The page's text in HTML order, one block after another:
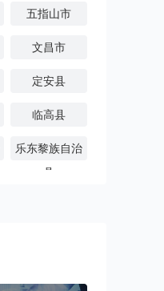
五指山市
文昌市
定安县
临高县
乐东黎族自治
县